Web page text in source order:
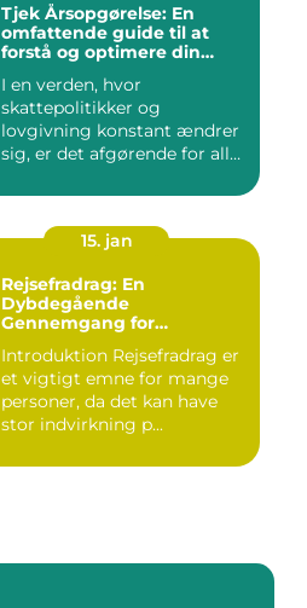
Tjek Årsopgørelse: En
omfattende guide til at
forstå og optimere din
I en verden, hvor
skattepolitikker og
lovgivning konstant ændrer
sig, er det afgørende for alle
15. jan
Rejsefradrag: En
Dybdegående
Gennemgang for
Introduktion Rejsefradrag er
et vigtigt emne for mange
personer, da det kan have
stor indvirkning p...